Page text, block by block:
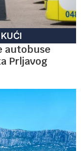
autobuse
Prljavog